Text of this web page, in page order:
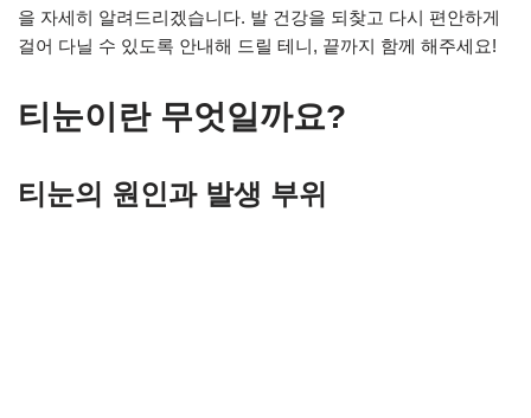
을 자세히 알려드리겠습니다. 발 건강을 되찾고 다시 편안하게
걸어 다닐 수 있도록 안내해 드릴 테니, 끝까지 함께 해주세요!
티눈이란 무엇일까요?
티눈의 원인과 발생 부위